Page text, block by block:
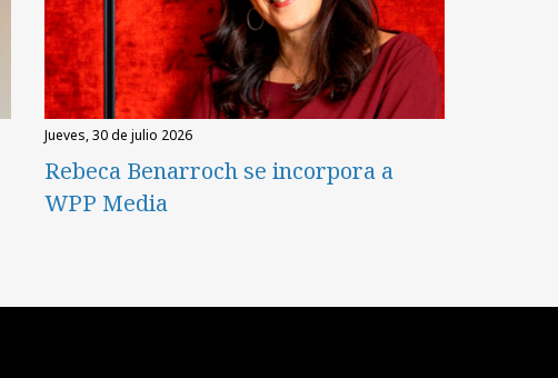
jueves, 30 de julio 2026
Rebeca Benarroch se incorpora a
WPP Media